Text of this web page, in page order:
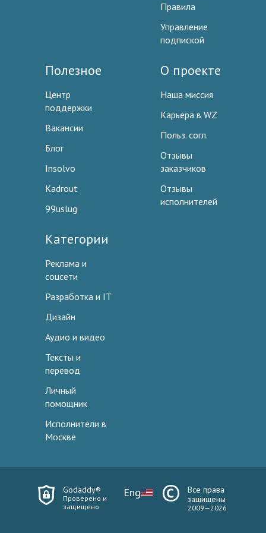
Правила
Управление
подпиской
Полезное
Центр
поддержки
Вакансии
Блог
Insolvo
Kadrout
99uslug
О проекте
Наша миссия
Карьера в WZ
Польз. согл.
Отзывы
заказчиков
Отзывы
исполнителей
Категории
Реклама и
соцсети
Разработка и IT
Дизайн
Аудио и видео
Тексты и
перевод
Личный
помощник
Исполнители в
Москве
Godaddy®
Проверено и
защищено
Eng
Все права
защищены
2009—2026